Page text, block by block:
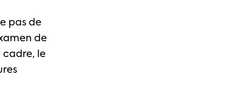
pas de
de
cadre, le